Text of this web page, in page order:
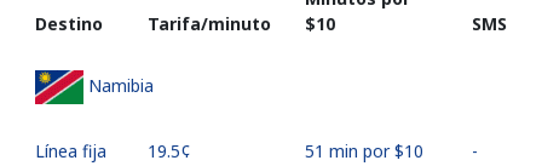
Destino Tarifa/minuto
⁦$10⁩
SMS
Namibia
Línea fija ⁦19.5¢⁩ 51 min por ⁦$10⁩ -